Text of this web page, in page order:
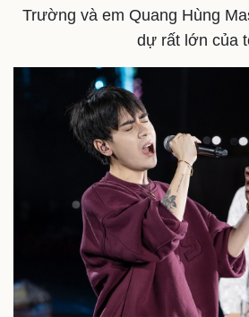
Lịch thi đấu bóng đá
Thế giới thể thao
Ô tô -
Ô tô
Xe
Tư
Trường và em Quang Hùng
dự rất lớn của